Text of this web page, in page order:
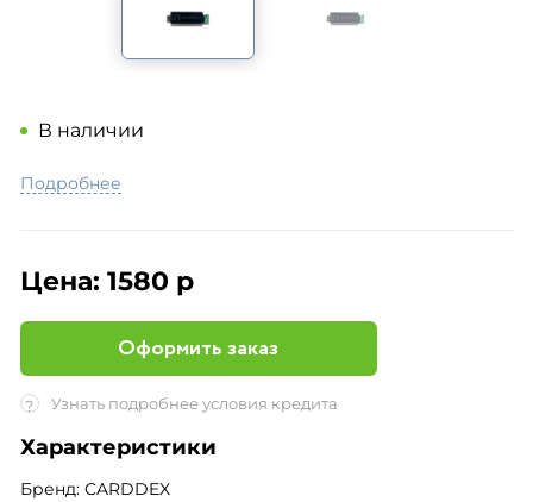
В наличии
Подробнее
Цена: 1580 р
Оформить заказ
? Узнать подробнее условия кредита
Характеристики
Бренд: CARDDEX